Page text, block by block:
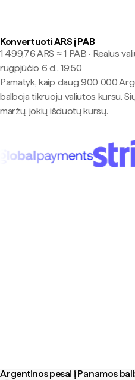
Konvertuoti ARS į PAB
1 499,76 ARS ≈ 1 PAB · Realus
rugpjūčio 6 d., 19:50
Pamatyk, kaip daug 900 000
balboja tikruoju valiutos kursu.
maržų, jokių išduotų kursų.
Argentinos pesai į Panamos